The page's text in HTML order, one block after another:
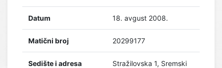
Datum 18. avgust 2008.
Matični broj 20299177
Sedište i adresa
Stražilovska 1, Sremski